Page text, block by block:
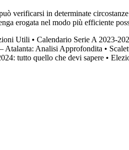
verificarsi in determinate
erogata nel modo più efficiente
Utili • Calendario Serie A 2023-
Atalanta: Analisi Approfondita •
tutto quello che devi sapere •